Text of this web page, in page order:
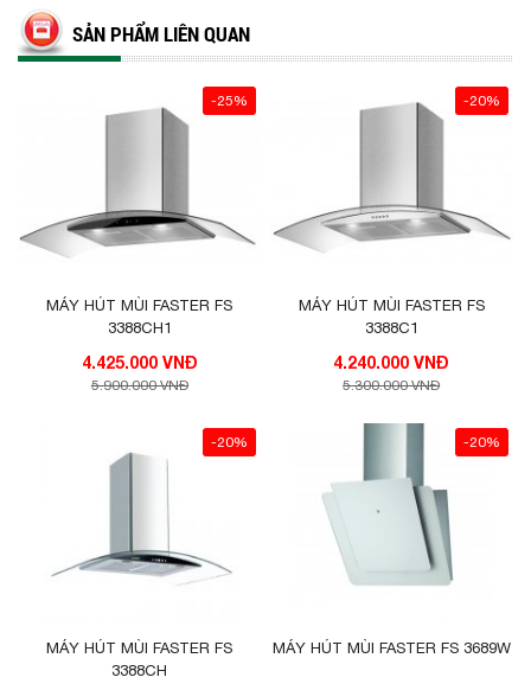
HOTLINE/ZALO:
SẢN PHẨM LIÊN QUAN
-25%
MÁY HÚT MÙI FASTER FS
3388CH1
4.425.000 VNĐ
5.900.000 VNĐ
-20%
MÁY HÚT MÙI FASTER FS
3388C1
4.240.000 VNĐ
5.300.000 VNĐ
-20%
MÁY HÚT MÙI FASTER FS
3388CH
-20%
MÁY HÚT MÙI FASTER FS 3689W